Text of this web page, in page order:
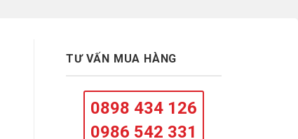
TƯ VẤN MUA HÀNG
0898 434 126
0986 542 331